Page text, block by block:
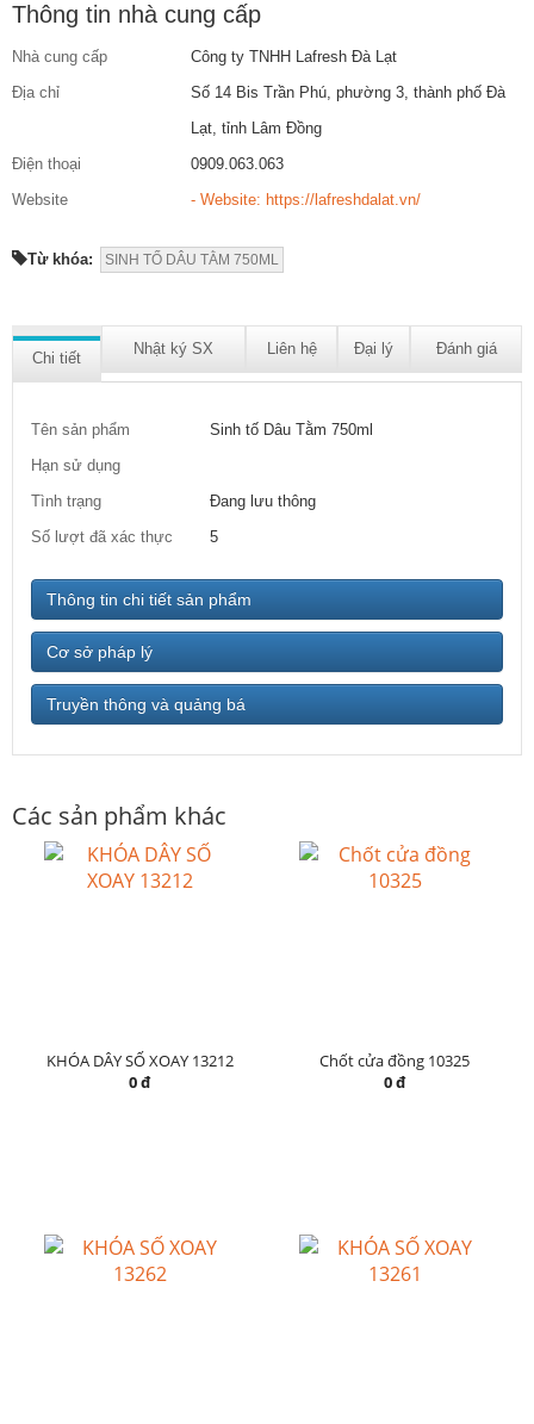
Thông tin nhà cung cấp
Nhà cung cấp
Công ty TNHH Lafresh Đà Lạt
Địa chỉ
Số 14 Bis Trần Phú, phường 3, thành phố Đà
Lạt, tỉnh Lâm Đồng
Điện thoại
0909.063.063
Website
- Website: https://lafreshdalat.vn/
Từ khóa: SINH TỐ DÂU TẰM 750ML
Chi tiết
Nhật ký SX Liên hệ Đại lý Đánh giá
Tên sản phẩm
Sinh tố Dâu Tằm 750ml
Hạn sử dụng
Tình trạng
Đang lưu thông
Số lượt đã xác thực
5
Thông tin chi tiết sản phẩm
Cơ sở pháp lý
Truyền thông và quảng bá
Các sản phẩm khác
KHÓA DÂY SỐ XOAY 13212
0 đ
Chốt cửa đồng 10325
0 đ